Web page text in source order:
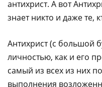
антихрист. А вот
знает никто и даже те,
Антихрист (с большой
личностью, как и его
самый из всех из них
выполнения